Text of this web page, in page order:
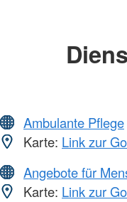
Ambulante Pflege
Karte: Link zur
Angebote für
Karte: Link zur